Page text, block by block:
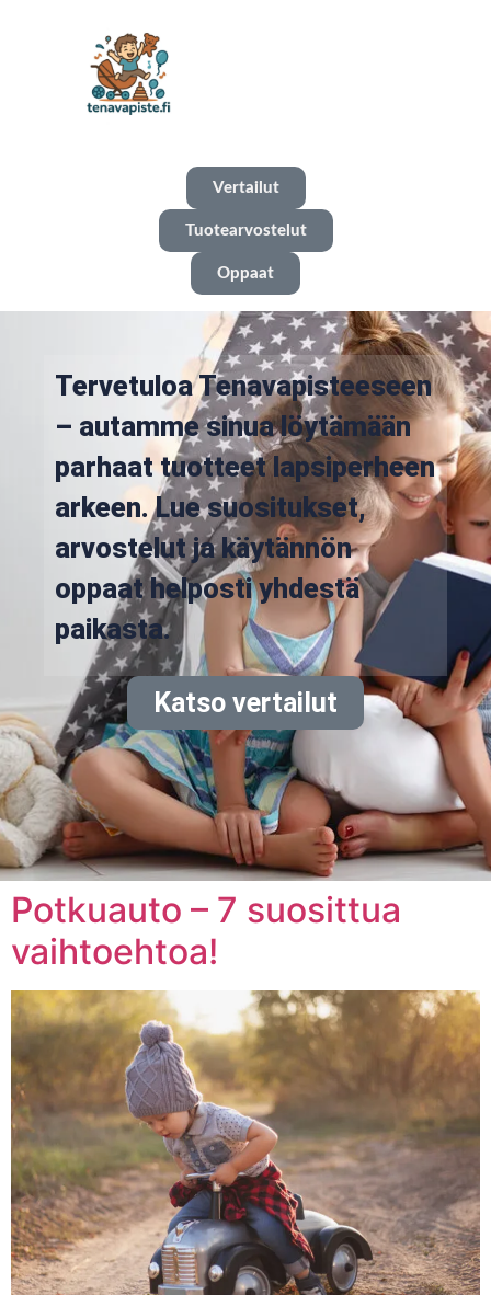
Vertailut
Tuotearvostelut
Oppaat
Tervetuloa Tenavapisteeseen
– autamme sinua löytämään
parhaat tuotteet lapsiperheen
arkeen. Lue suositukset,
arvostelut ja käytännön
oppaat helposti yhdestä
paikasta.
Katso vertailut
Potkuauto – 7 suosittua
vaihtoehtoa!